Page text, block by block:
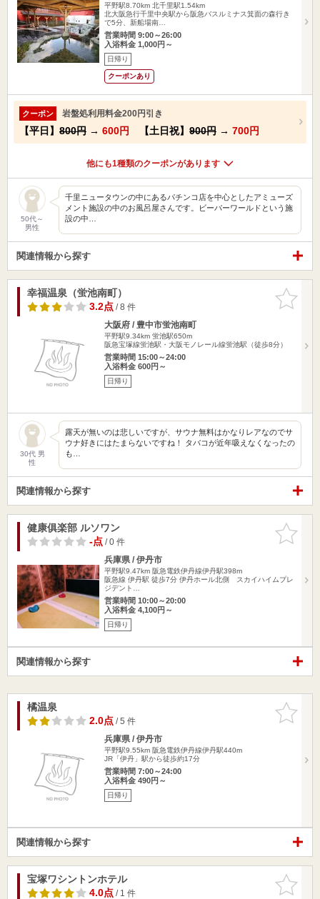
平野駅8.70km 北千里駅1.54km
北大阪急行千里中央駅から阪急バスルミナス箕面の森行き
で5分、新船場南…
営業時間 9:00～26:00
入浴料金 1,000円～
日帰り
クーポンあり
クーポン 岩盤処利用料金200円引き
【平日】 800円 → 600円 【土日祝】 900円 → 700円
他にも1種類のクーポンがあります
50代～
男性
千里ニュータウンの中にあるパチンコ店を中心としたアミューズ
メント施設の中のお風呂屋さんです。ビーバーワールドという施
設の中…
関連情報から探す
お気に入
りに追加
幸福温泉（蛍池南町）
3.2点/ 8 件
大阪府 / 豊中市蛍池南町
平野駅9.34km 蛍池駅650m
阪急宝塚線蛍池駅・大阪モノレール線蛍池駅（徒歩8分）
営業時間 15:00～24:00
入浴料金 600円～
日帰り
30代 男
性
露天が無いのは悲しいですが、サウナ無料はかなりレアなのでサ
ウナ好きにはたまらないですね！ タバコが近年吸えなくなったの
も…
関連情報から探す
お気に入
りに追加
健康俱楽部 ルソワン
-点/ 0 件
兵庫県 / 伊丹市
平野駅9.47km 阪急電鉄伊丹線伊丹駅398m
阪急線 伊丹駅 徒歩7分 伊丹ホール北側 スカイハイムプレ
ジデント…
営業時間 10:00～20:00
入浴料金 4,100円～
日帰り
関連情報から探す
お気に入
りに追加
橘温泉
2.0点/ 5 件
兵庫県 / 伊丹市
平野駅9.55km 阪急電鉄伊丹線伊丹駅440m
JR「伊丹」駅から徒歩約17分
営業時間 7:00～24:00
入浴料金 490円～
日帰り
関連情報から探す
お気に入
りに追加
宝塚ワシントンホテル
4.0点/ 1 件